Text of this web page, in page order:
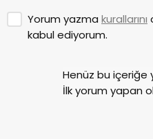
Yorum yazma kurallarını
kabul ediyorum.
Henüz bu içeriğe
İlk yorum yapan